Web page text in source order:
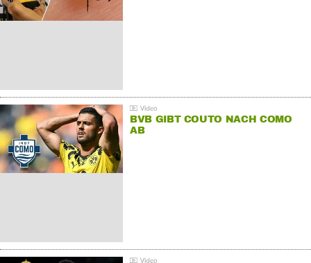
BVB GIBT COUTO NACH COMO
AB